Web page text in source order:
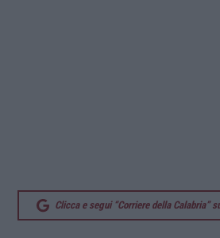
Clicca e segui “Corriere della Calabria”